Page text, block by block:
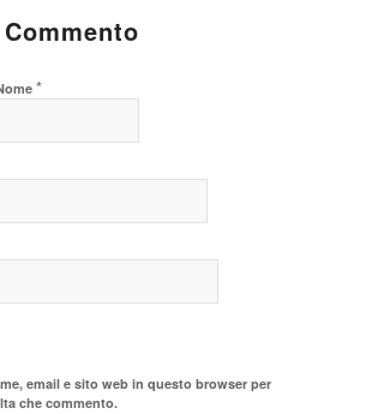
*
email e sito web in questo browser per
che commento.